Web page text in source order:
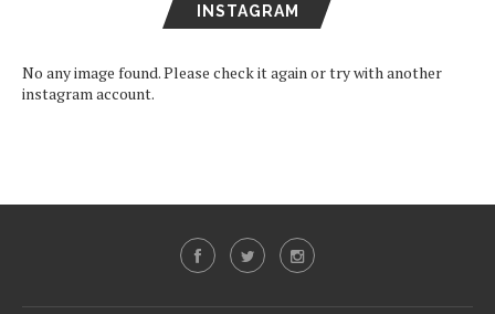
INSTAGRAM
No any image found. Please check it again or try with another
instagram account.